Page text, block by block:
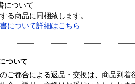
について
る商品に同梱致します。
について詳細はこちら
ついて
ご都合による返品・交換は、商品到